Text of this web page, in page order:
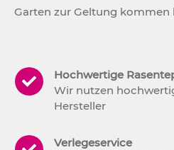
Garten zur Geltung kommen
Hochwertige
Wir nutzen
Hersteller
Verlegeservice